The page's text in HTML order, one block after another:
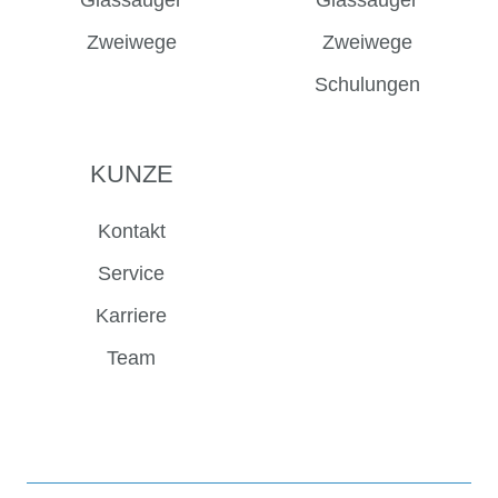
Zweiwege
Zweiwege
Schulungen
KUNZE
Kontakt
Service
Karriere
Team